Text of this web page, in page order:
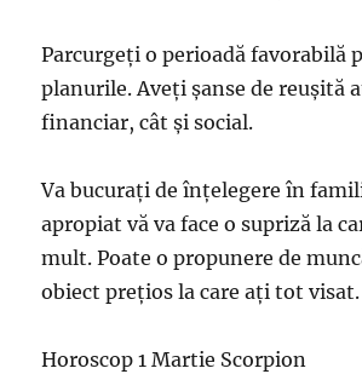
Parcurgeți o perioadă favorabilă
planurile. Aveți șanse de reușită
financiar, cât și social.
Va bucurați de înțelegere în
apropiat vă va face o supriză la
mult. Poate o propunere de
obiect prețios la care ați tot visat.
Horoscop 1 Martie Scorpion